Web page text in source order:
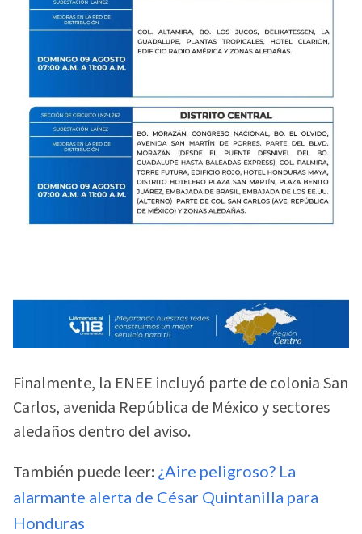
Finalmente, la ENEE incluyó parte de colonia San
Carlos, avenida República de México y sectores
aledaños dentro del aviso.
También puede leer: ¿Aire peligroso? La
alarmante alerta de César Quintanilla para
Honduras